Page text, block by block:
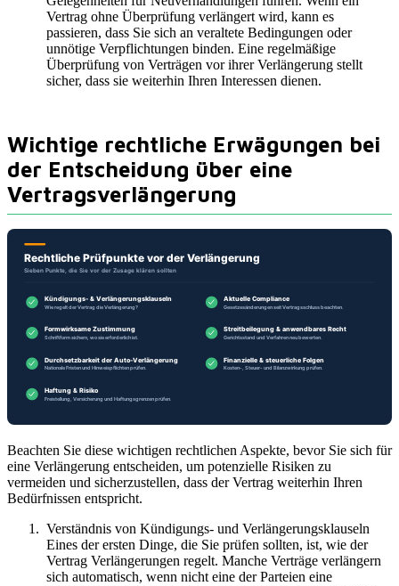
Vertrag ohne Überprüfung verlängert wird, kann es
passieren, dass Sie sich an veraltete Bedingungen oder
unnötige Verpflichtungen binden. Eine regelmäßige
Überprüfung von Verträgen vor ihrer Verlängerung stellt
sicher, dass sie weiterhin Ihren Interessen dienen.
Wichtige rechtliche Erwägungen bei
der Entscheidung über eine
Vertragsverlängerung
Beachten Sie diese wichtigen rechtlichen Aspekte, bevor Sie sich für
eine Verlängerung entscheiden, um potenzielle Risiken zu
vermeiden und sicherzustellen, dass der Vertrag weiterhin Ihren
Bedürfnissen entspricht.
Verständnis von Kündigungs- und Verlängerungsklauseln
Eines der ersten Dinge, die Sie prüfen sollten, ist, wie der
Vertrag Verlängerungen regelt. Manche Verträge verlängern
sich automatisch, wenn nicht eine der Parteien eine